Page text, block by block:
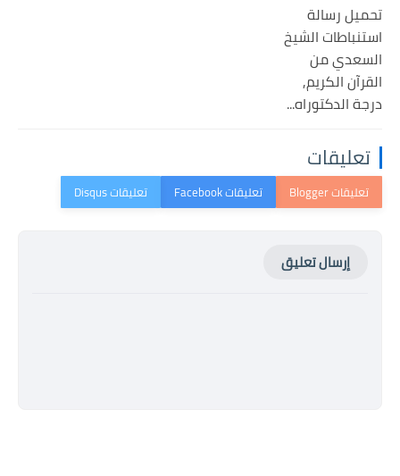
تحميل رسالة
استنباطات الشيخ
السعدي من
القرآن الكريم,
درجة الدكتوراه...
تعليقات
إرسال تعليق